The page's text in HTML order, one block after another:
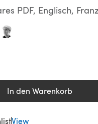
PDF, Englisch,
In den Warenkorb
View